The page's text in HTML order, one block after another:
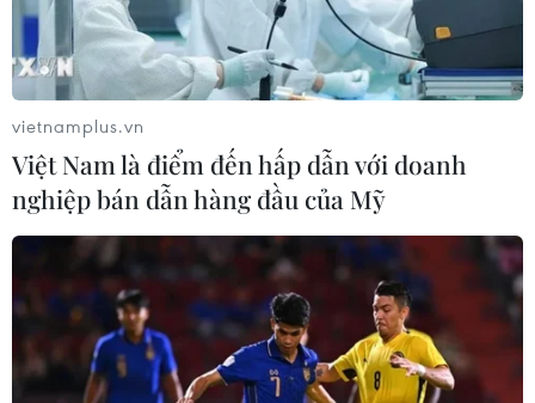
Chứng khoán Mỹ cao kỷ lục sau thỏa thuận
vietnamplus.vn
Việt Nam là điểm đến hấp dẫn với doanh
nghiệp bán dẫn hàng đầu của Mỹ